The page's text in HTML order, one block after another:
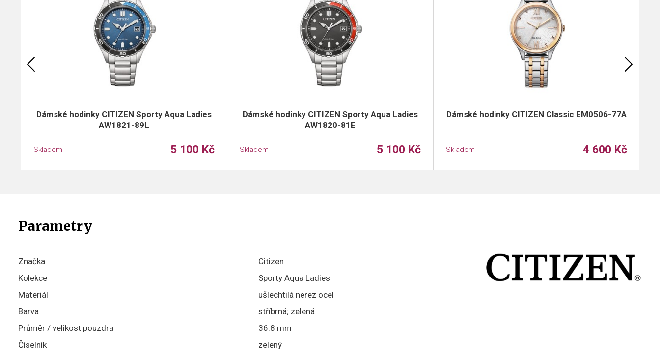
Dámské hodinky CITIZEN Sporty Aqua Ladies
AW1821-89L
Skladem 5 100 Kč
Dámské hodinky CITIZEN Sporty Aqua Ladies
AW1820-81E
Skladem 5 100 Kč
Dámské hodinky CITIZEN Classic EM0506-77A
Skladem 4 600 Kč
Parametry
Značka
Citizen
Kolekce
Sporty Aqua Ladies
Materiál
ušlechtilá nerez ocel
Barva
stříbrná; zelená
Průměr / velikost pouzdra
36.8 mm
Číselník
zelený